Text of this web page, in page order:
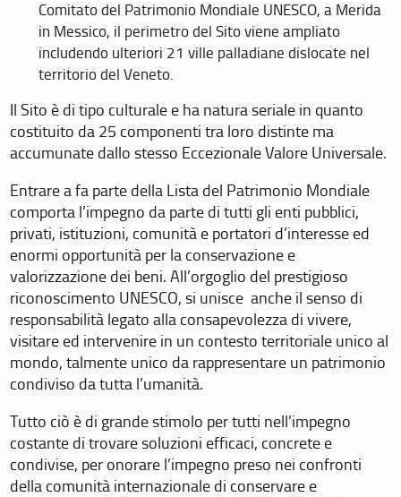
Comitato del Patrimonio Mondiale UNESCO, a Merida
in Messico, il perimetro del Sito viene ampliato
includendo ulteriori 21 ville palladiane dislocate nel
territorio del Veneto.
Il Sito è di tipo culturale e ha natura seriale in quanto
costituito da 25 componenti tra loro distinte ma
accumunate dallo stesso Eccezionale Valore Universale.
Entrare a fa parte della Lista del Patrimonio Mondiale
comporta l’impegno da parte di tutti gli enti pubblici,
privati, istituzioni, comunità e portatori d’interesse ed
enormi opportunità per la conservazione e
valorizzazione dei beni. All’orgoglio del prestigioso
riconoscimento UNESCO, si unisce anche il senso di
responsabilità legato alla consapevolezza di vivere,
visitare ed intervenire in un contesto territoriale unico al
mondo, talmente unico da rappresentare un patrimonio
condiviso da tutta l’umanità.
Tutto ciò è di grande stimolo per tutti nell’impegno
costante di trovare soluzioni efficaci, concrete e
condivise, per onorare l’impegno preso nei confronti
della comunità internazionale di conservare e